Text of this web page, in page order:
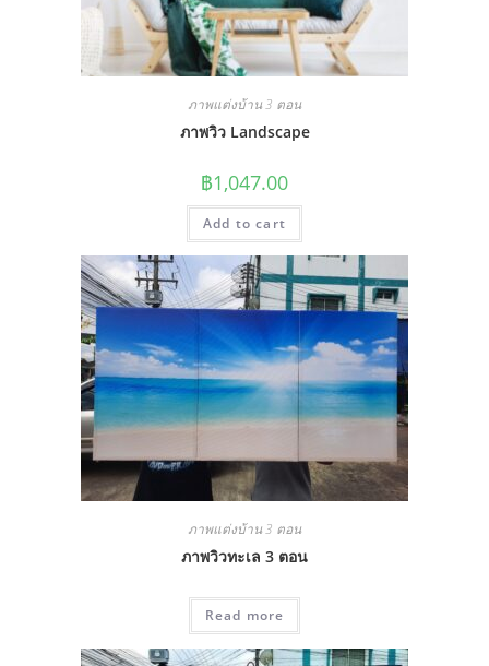
ภาพแต่งบ้าน 3 ตอน
ภาพวิว Landscape
฿1,047.00
Add to cart
ภาพแต่งบ้าน 3 ตอน
ภาพวิวทะเล 3 ตอน
Read more